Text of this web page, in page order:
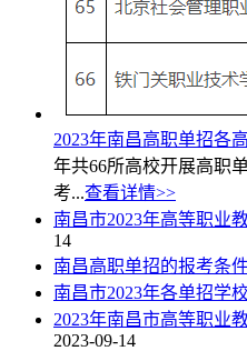
2023年南昌高职单招各
年共66所高校开展高职
考...查看详情>>
南昌市2023年高等职业
14
南昌高职单招的报考条
南昌市2023年各单招学
2023年南昌市高等职业
2023-09-14